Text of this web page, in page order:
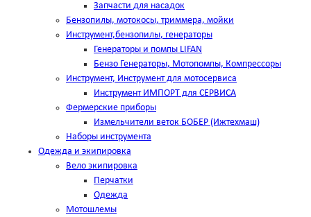
Запчасти для насадок
Бензопилы, мотокосы, триммера, мойки
Инструмент,бензопилы, генераторы
Генераторы и помпы LIFAN
Бензо Генераторы, Мотопомпы, Компрессоры
Инструмент, Инструмент для мотосервиса
Инструмент ИМПОРТ для СЕРВИСА
Фермерские приборы
Измельчители веток БОБЕР (Ижтехмаш)
Наборы инструмента
Одежда и экипировка
Вело экипировка
Перчатки
Одежда
Мотошлемы